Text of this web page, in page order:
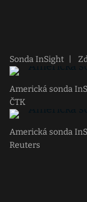
Sonda InSight
Americká sonda
ČTK
Americká sonda
Reuters